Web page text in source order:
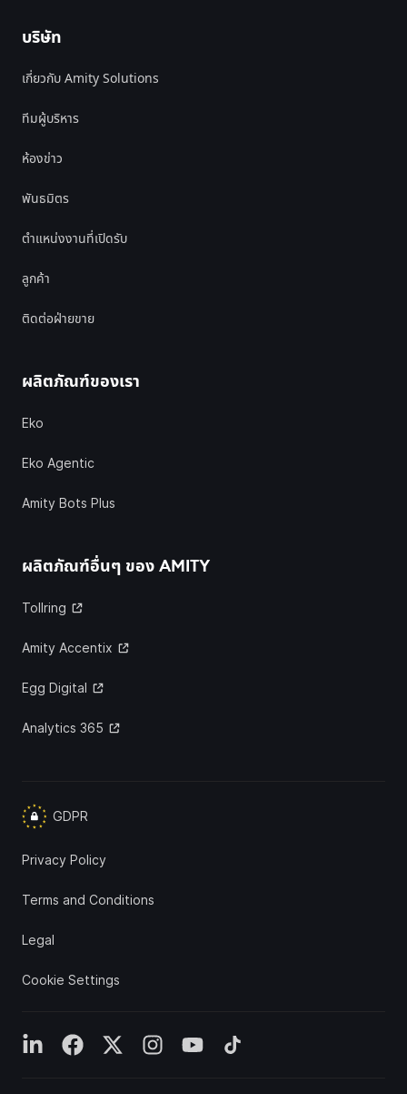
บริษัท
เกี่ยวกับ Amity Solutions
ทีมผู้บริหาร
ห้องข่าว
พันธมิตร
ตำแหน่งงานที่เปิดรับ
ลูกค้า
ติดต่อฝ่ายขาย
ผลิตภัณฑ์ของเรา
Eko
Eko Agentic
Amity Bots Plus
ผลิตภัณฑ์อื่นๆ ของ AMITY
Tollring
Amity Accentix
Egg Digital
Analytics 365
GDPR
Privacy Policy
Terms and Conditions
Legal
Cookie Settings